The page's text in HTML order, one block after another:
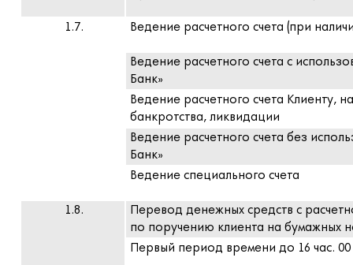
1.7. Ведение расчетного счета (при
Ведение расчетного счета c
Банк»
Ведение расчетного счета Клиенту,
банкротства, ликвидации
Ведение расчетного счета без
Банк»
Ведение специального счета
1.8.
Перевод денежных средств с
по поручению клиента на бумажных
Первый период времени до 16 час.